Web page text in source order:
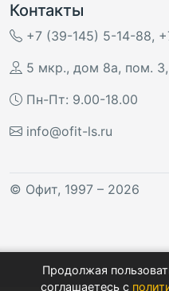
Продолжая
соглашаетесь с
Контакты
+7 (39-145) 5-14-88,
5 мкр., дом 8а, пом. 3,
Пн-Пт: 9.00-18.00
info@ofit-ls.ru
© Офит, 1997 – 2026